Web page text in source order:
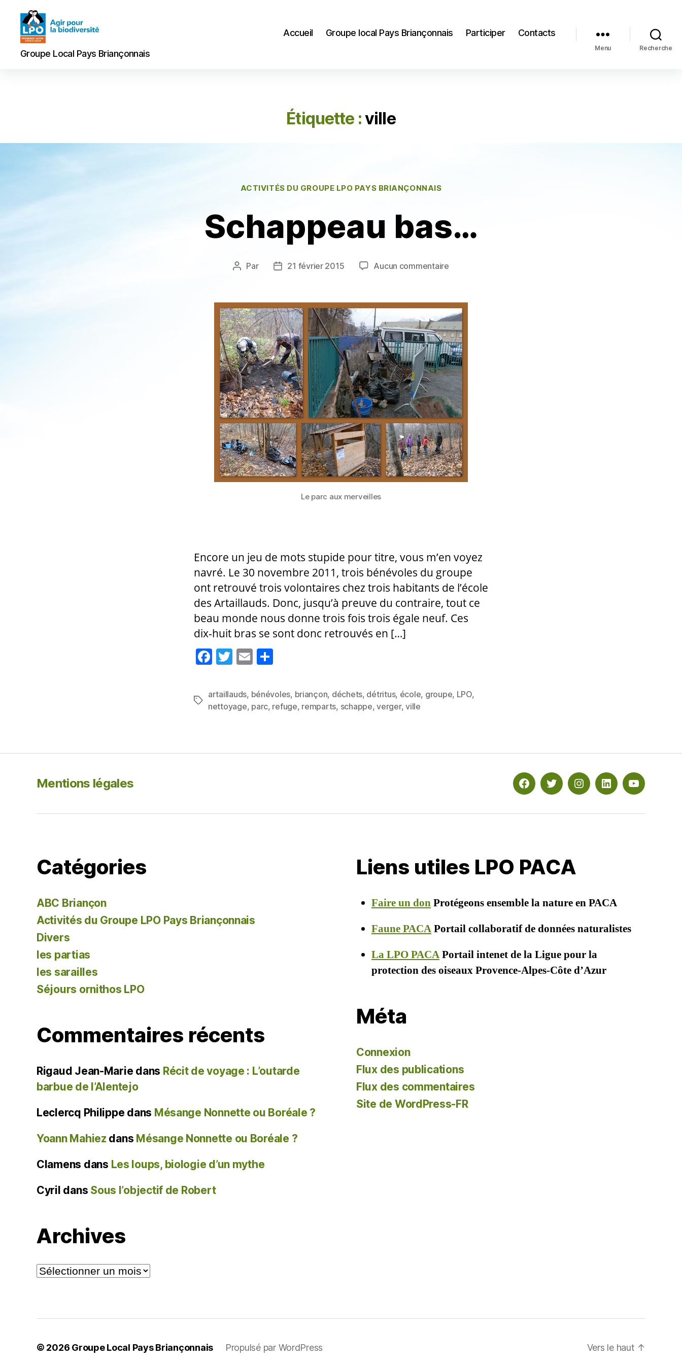
Groupe
Local
Groupe Local Pays Briançonnais
Accueil Groupe local Pays Briançonnais Participer Contacts
Menu Recherche
Étiquette :ville
Catégories
ACTIVITÉS DU GROUPE LPO PAYS BRIANÇONNAIS
Schappeau bas…
Auteur
Par
Date21 février 2015 Aucun commentairesur
Le parc aux merveilles
Encore un jeu de mots stupide pour titre, vous m’en voyez
navré. Le 30 novembre 2011, trois bénévoles du groupe
ont retrouvé trois volontaires chez trois habitants de l’école
des Artaillauds. Donc, jusqu’à preuve du contraire, tout ce
beau monde nous donne trois fois trois égale neuf. Ces
dix-huit bras se sont donc retrouvés en […]
F
c
e
o
T
itt
er
E
ai
l
rt
a
Étiquettes
artaillauds, bénévoles, briançon, déchets, détritus, école, groupe, LPO,
nettoyage, parc, refuge, remparts, schappe,verger,ville
Mentions légales FacebookTwitterInstagramLinkedinYouTube
Catégories
ABC Briançon
Activités du Groupe LPO Pays Briançonnais
Divers
les partias
les sarailles
Séjours ornithos LPO
Commentaires récents
Rigaud Jean-Marie dans Récit de voyage : L’outarde
barbue de l’Alentejo
Leclercq Philippe dans Mésange Nonnette ou Boréale ?
Yoann Mahiez dans Mésange Nonnette ou Boréale ?
Clamens dans Les loups, biologie d’un mythe
Cyril dans Sous l’objectif de Robert
Archives
Archives
Liens utiles LPO PACA
Faire un donProtégeons ensemble la nature en PACA
Faune PACAPortail collaboratif de données naturalistes
La LPO PACAPortail intenet de la Ligue pour la
protection des oiseaux Provence-Alpes-Côte d’Azur
Méta
Connexion
Flux des publications
Flux des commentaires
Site de WordPress-FR
© 2026 Groupe Local Pays Briançonnais Propulsé par WordPress Vers le haut ↑